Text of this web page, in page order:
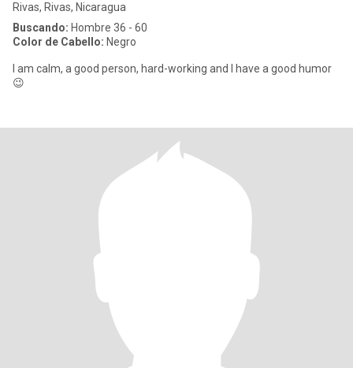
Rivas, Rivas, Nicaragua
Buscando: Hombre 36 - 60
Color de Cabello: Negro
I am calm, a good person, hard-working and I have a good humor
😉